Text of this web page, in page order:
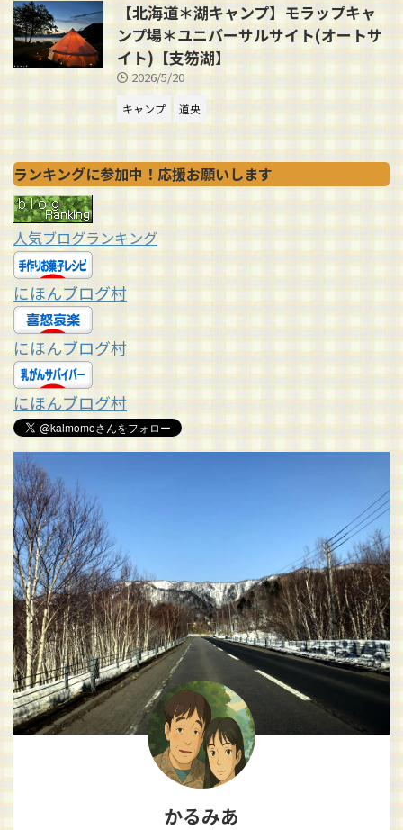
【北海道＊湖キャンプ】モラップキャ
ンプ場＊ユニバーサルサイト(オートサ
イト)【支笏湖】
2026/5/20
キャンプ 道央
ランキングに参加中！応援お願いします
人気ブログランキング
にほんブログ村
にほんブログ村
にほんブログ村
かるみあ